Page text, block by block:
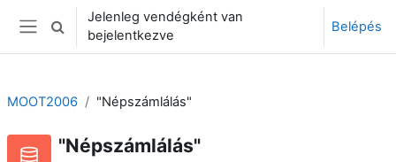
Tovább a fő tartalomhoz
Oldalpanel
Keresési bemeneti adatok váltása
Jelenleg vendégként van
bejelentkezve
Belépés
MOOT2006 "Népszámlálás"
"Népszámlálás"